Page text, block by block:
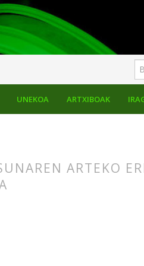
UNEKOA ARTXIBOAK
ARTEKO